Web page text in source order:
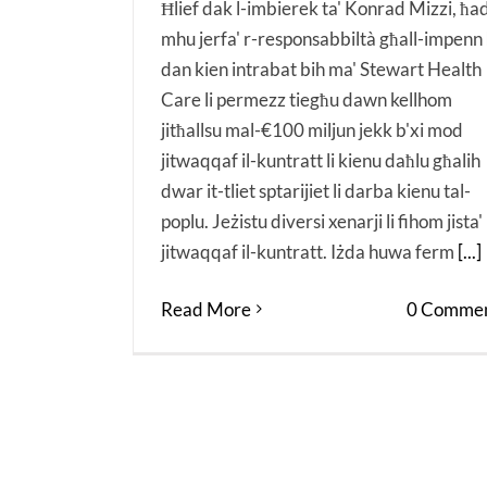
Ħlief dak l-imbierek ta' Konrad Mizzi,
mhu jerfa' r-responsabbiltà għall-impenn
dan kien intrabat bih ma' Stewart Health
Care li permezz tiegħu dawn kellhom
jitħallsu mal-€100 miljun jekk b'xi mod
jitwaqqaf il-kuntratt li kienu daħlu għalih
dwar it-tliet sptarijiet li darba kienu tal-
poplu. Jeżistu diversi xenarji li fihom jista'
jitwaqqaf il-kuntratt. Iżda huwa ferm [...]
Read More 0